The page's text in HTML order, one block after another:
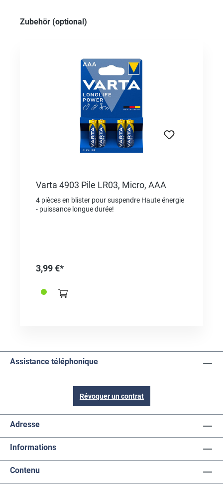
Ignorer la galerie de produits
Zubehör (optional)
Varta 4903 Pile LR03, Micro, AAA
4 pièces en blister pour suspendre Haute énergie
- puissance longue durée!
3,99 €*
Assistance téléphonique
Révoquer un contrat
Adresse
Informations
Contenu